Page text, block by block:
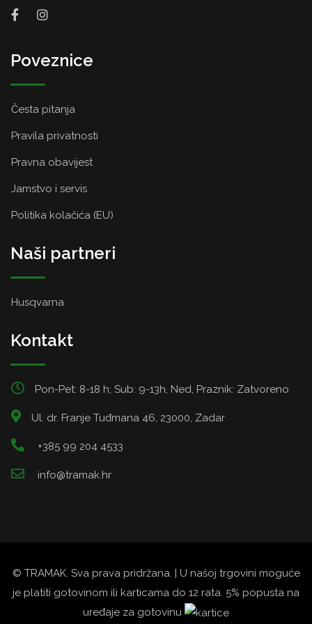
Poveznice
Česta pitanja
Pravila privatnosti
Pravna obavijest
Jamstvo i servis
Politika kolačića (EU)
Naši partneri
Husqvarna
Kontakt
Pon-Pet: 8-18 h; Sub: 9-13h, Ned, Praznik: Zatvoreno
Ul. dr. Franje Tuđmana 46, 23000, Zadar
+385 99 204 4533
info@tramak.hr
© TRAMAK. Sva prava pridržana. | U našoj trgovini moguće
je platiti gotovinom ili karticama do 12 rata. 5% popusta na
uređaje za gotovinu